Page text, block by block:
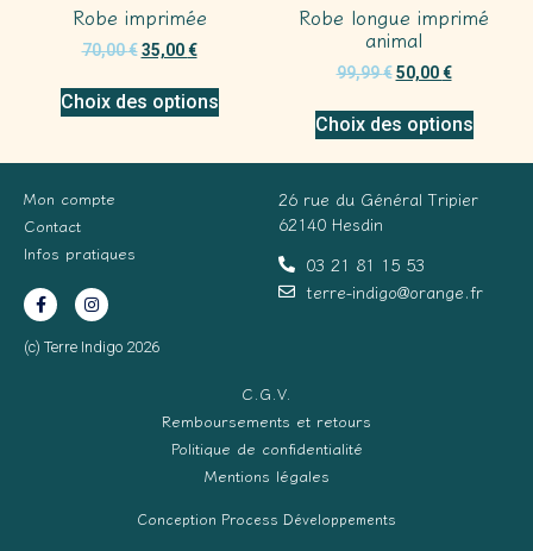
Robe imprimée
70,00€ 35,00€
Choix des options
Robe longue imprimé
animal
99,99€ 50,00€
Choix des options
Mon compte
Contact
Infos pratiques
(c) Terre Indigo 2026
26 rue du Général Tripier
62140 Hesdin
03 21 81 15 53
terre-indigo@orange.fr
C.G.V.
Remboursements et retours
Politique de confidentialité
Mentions légales
Conception Process Développements